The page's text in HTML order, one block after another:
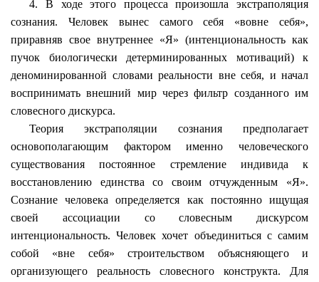
4. В ходе этого процесса произошла экстраполяция
сознания. Человек вынес самого себя «вовне себя»,
приравняв свое внутреннее «Я» (интенциональность как
пучок биологически детерминированных мотиваций) к
деноминированной словами реальности вне себя, и начал
воспринимать внешний мир через фильтр созданного им
словесного дискурса.
Теория экстраполяции сознания предполагает
основополагающим фактором именно человеческого
существования постоянное стремление индивида к
восстановлению единства со своим отчужденным «Я».
Сознание человека определяется как постоянно ищущая
своей ассоциации со словесным дискурсом
интенциональность. Человек хочет объединиться с самим
собой «вне себя» строительством объясняющего и
организующего реальность словесного конструкта. Для